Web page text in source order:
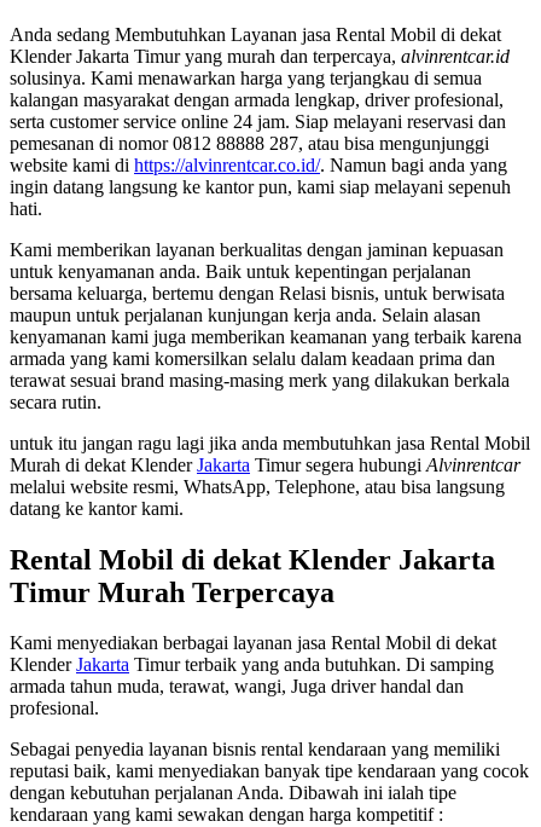
Anda sedang Membutuhkan Layanan jasa Rental Mobil di dekat
Klender Jakarta Timur yang murah dan terpercaya, alvinrentcar.id
solusinya. Kami menawarkan harga yang terjangkau di semua
kalangan masyarakat dengan armada lengkap, driver profesional,
serta customer service online 24 jam. Siap melayani reservasi dan
pemesanan di nomor 0812 88888 287, atau bisa mengunjunggi
website kami di https://alvinrentcar.co.id/. Namun bagi anda yang
ingin datang langsung ke kantor pun, kami siap melayani sepenuh
hati.
Kami memberikan layanan berkualitas dengan jaminan kepuasan
untuk kenyamanan anda. Baik untuk kepentingan perjalanan
bersama keluarga, bertemu dengan Relasi bisnis, untuk berwisata
maupun untuk perjalanan kunjungan kerja anda. Selain alasan
kenyamanan kami juga memberikan keamanan yang terbaik karena
armada yang kami komersilkan selalu dalam keadaan prima dan
terawat sesuai brand masing-masing merk yang dilakukan berkala
secara rutin.
untuk itu jangan ragu lagi jika anda membutuhkan jasa Rental Mobil
Murah di dekat KlenderJakarta Timur segera hubungi Alvinrentcar
melalui website resmi, WhatsApp, Telephone, atau bisa langsung
datang ke kantor kami.
Rental Mobil di dekat Klender Jakarta
Timur Murah Terpercaya
Kami menyediakan berbagai layanan jasa Rental Mobil di dekat
KlenderJakarta Timur terbaik yang anda butuhkan. Di samping
armada tahun muda, terawat, wangi, Juga driver handal dan
profesional.
Sebagai penyedia layanan bisnis rental kendaraan yang memiliki
reputasi baik, kami menyediakan banyak tipe kendaraan yang cocok
dengan kebutuhan perjalanan Anda. Dibawah ini ialah tipe
kendaraan yang kami sewakan dengan harga kompetitif :